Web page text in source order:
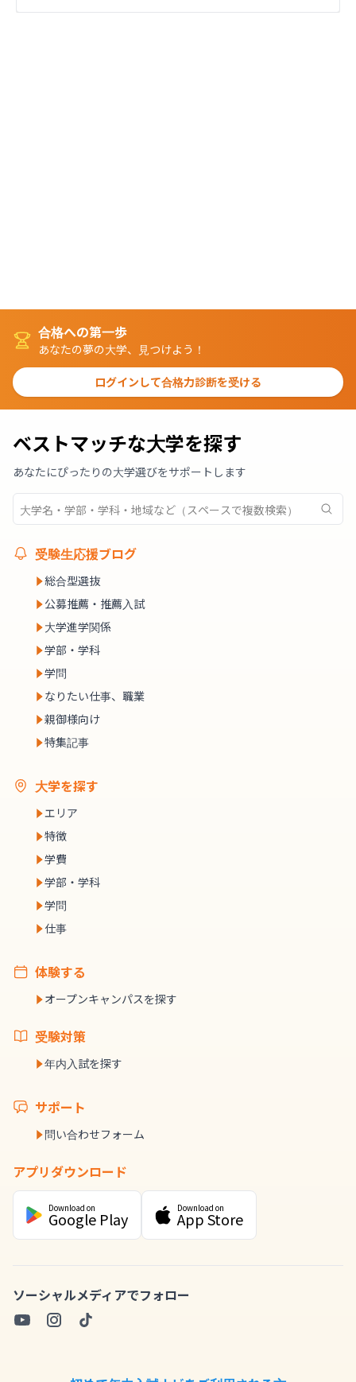
合格への第一歩
あなたの夢の大学、見つけよう！
ログインして合格力診断を受ける
ベストマッチな大学を探す
あなたにぴったりの大学選びをサポートします
受験生応援ブログ
総合型選抜
公募推薦・推薦入試
大学進学関係
学部・学科
学問
なりたい仕事、職業
親御様向け
特集記事
大学を探す
エリア
特徴
学費
学部・学科
学問
仕事
体験する
オープンキャンパスを探す
受験対策
年内入試を探す
サポート
問い合わせフォーム
アプリダウンロード
Download on
Google Play
Download on
App Store
ソーシャルメディアでフォロー